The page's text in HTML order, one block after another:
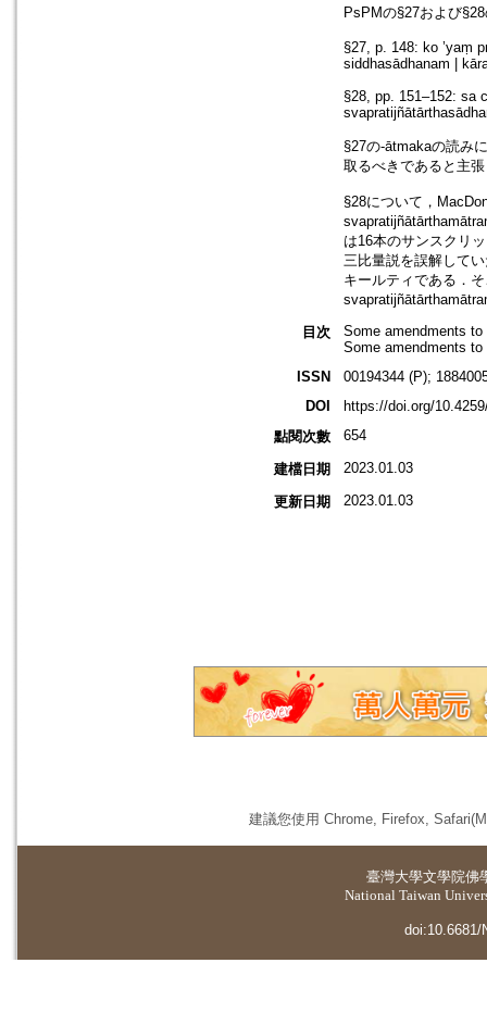
PsPMの§27および
§27, p. 148: ko ’yaṃ
siddhasādhanam |
§28, pp. 151–152: sa
§27の-ātmakaの読み
取るべきであると主
§28について，
は16本のサンスクリ
三比量説を誤解して
キールティである．
目次
Some amendments to
Some amendments to
ISSN
00194344 (P);
DOI
https://doi.org/
點閱次數
654
建檔日期 2023.01.03
更新日期 2023.01.03
建議您使用 Chrome, Firefox,
臺灣大學文學院佛
National Taiwan
doi:10.6681/